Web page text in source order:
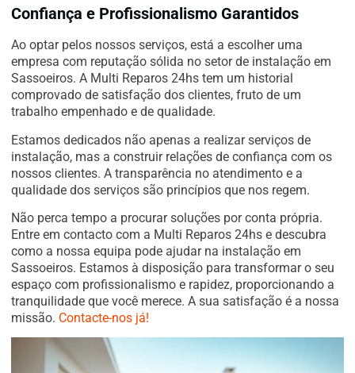
Confiança e Profissionalismo Garantidos
Ao optar pelos nossos serviços, está a escolher uma
empresa com reputação sólida no setor de instalação em
Sassoeiros. A Multi Reparos 24hs tem um historial
comprovado de satisfação dos clientes, fruto de um
trabalho empenhado e de qualidade.
Estamos dedicados não apenas a realizar serviços de
instalação, mas a construir relações de confiança com os
nossos clientes. A transparência no atendimento e a
qualidade dos serviços são princípios que nos regem.
Não perca tempo a procurar soluções por conta própria.
Entre em contacto com a Multi Reparos 24hs e descubra
como a nossa equipa pode ajudar na instalação em
Sassoeiros. Estamos à disposição para transformar o seu
espaço com profissionalismo e rapidez, proporcionando a
tranquilidade que você merece. A sua satisfação é a nossa
missão. Contacte-nos já!